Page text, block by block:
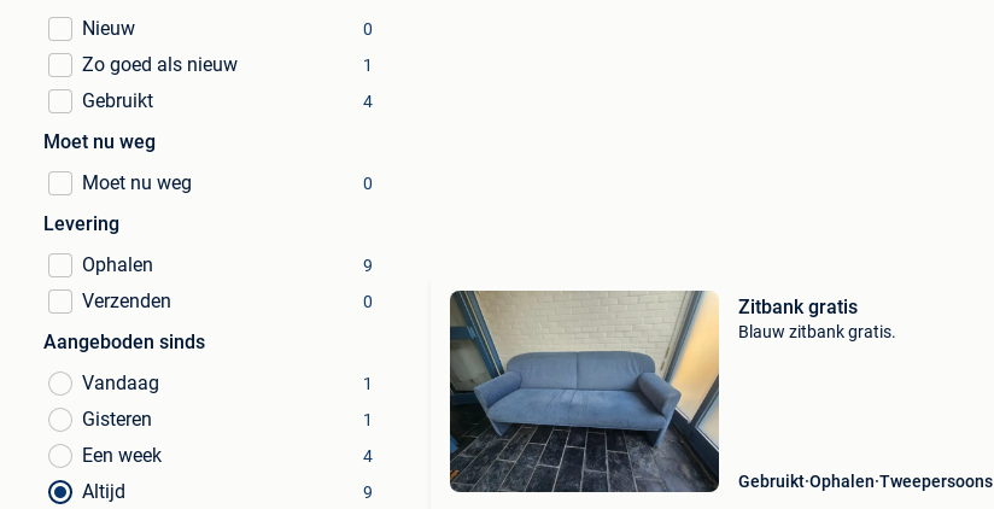
Nieuw
0
Zo goed als nieuw 1
Gebruikt 4
Moet nu weg
Moet nu weg
0
Levering
Ophalen
9
Verzenden 0
Aangeboden sinds
Vandaag
1
Gisteren 1
Een week 4
Altijd 9
Zitbank gratis
Blauw zitbank gratis.
Gebruikt Ophalen Tweepersoons